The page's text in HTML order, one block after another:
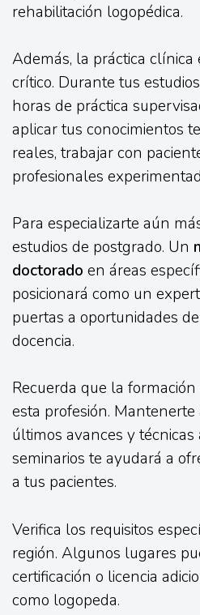
rehabilitación logopédica.
Además, la práctica
crítico. Durante tus
horas de práctica
aplicar tus conocimientos
reales, trabajar con
profesionales
Para especializarte aún
estudios de postgrado. Un
doctorado en áreas
posicionará como un
puertas a oportunidades
docencia.
Recuerda que la
esta profesión.
últimos avances y
seminarios te ayudará a
a tus pacientes.
Verifica los requisitos
región. Algunos lugares
certificación o licencia
como logopeda.